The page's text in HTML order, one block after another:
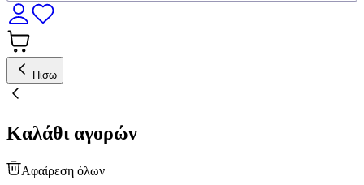
Πίσω
Καλάθι αγορών
Αφαίρεση όλων